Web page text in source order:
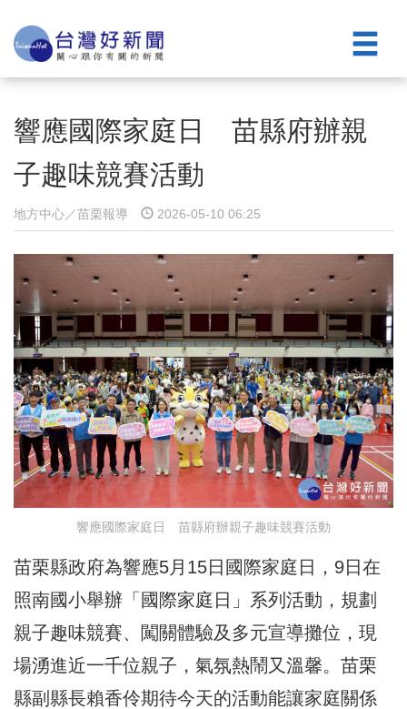
響應國際家庭日 苗縣府辦親
子趣味競賽活動
地方中心／苗栗報導 2026-05-10 06:25
響應國際家庭日 苗縣府辦親子趣味競賽活動
苗栗縣政府為響應5月15日國際家庭日，9日在
照南國小舉辦「國際家庭日」系列活動，規劃
親子趣味競賽、闖關體驗及多元宣導攤位，現
場湧進近一千位親子，氣氛熱鬧又溫馨。苗栗
縣副縣長賴香伶期待今天的活動能讓家庭關係